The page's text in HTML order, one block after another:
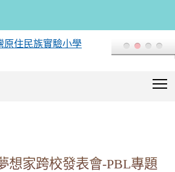
原住民族實驗小學
想家跨校發表會-PBL專題